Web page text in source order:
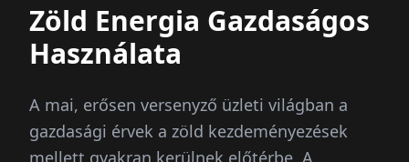
Zöld Energia Gazdaságos
Használata
A mai, erősen versenyző üzleti világban a
gazdasági érvek a zöld kezdeményezések
mellett gyakran kerülnek előtérbe. A